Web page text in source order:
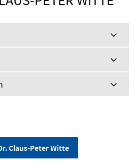
Claus-Peter Witte